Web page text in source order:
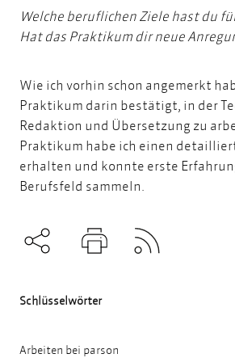
Welche beruflichen Ziele hast du
Hat das Praktikum dir neue
Wie ich vorhin schon angemerkt
Praktikum darin bestätigt, in der
Redaktion und Übersetzung zu
Praktikum habe ich einen
erhalten und konnte erste
Berufsfeld sammeln.
Schlüsselwörter
Arbeiten bei parson